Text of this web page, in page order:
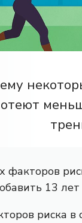
риска в